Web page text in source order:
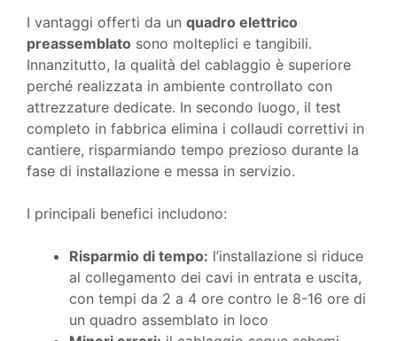
I vantaggi offerti da un quadro elettrico
preassemblato sono molteplici e tangibili.
Innanzitutto, la qualità del cablaggio è superiore
perché realizzata in ambiente controllato con
attrezzature dedicate. In secondo luogo, il test
completo in fabbrica elimina i collaudi correttivi in
cantiere, risparmiando tempo prezioso durante la
fase di installazione e messa in servizio.
I principali benefici includono:
Risparmio di tempo: l’installazione si riduce
al collegamento dei cavi in entrata e uscita,
con tempi da 2 a 4 ore contro le 8-16 ore di
un quadro assemblato in loco